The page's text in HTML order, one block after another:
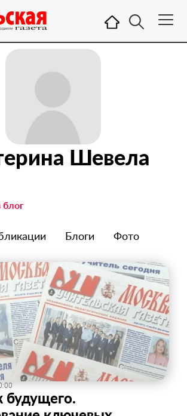
Шевела
блог
Блоги Фото
будущего.